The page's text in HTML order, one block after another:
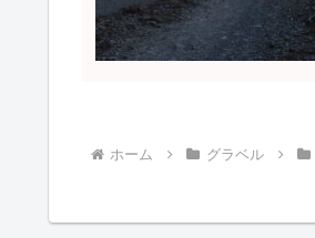
ホーム グラベル